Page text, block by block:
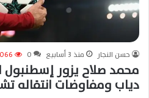
حسن النجار منذ 3 أسابيع 0
محمد صلاح يزور
دياب ومفاوضات انتقاله